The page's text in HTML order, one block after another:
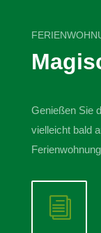
Genießen Sie
vielleicht bald
i